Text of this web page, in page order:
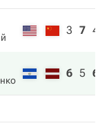
3 7 4
6 5 6